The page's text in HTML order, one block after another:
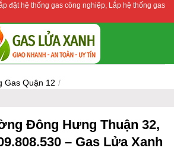
đặt hệ thống gas công nghiệp, Lắp hệ thống gas
Gas Quận 12 /
Đông Hưng Thuận 32,
– Gas Lửa Xanh